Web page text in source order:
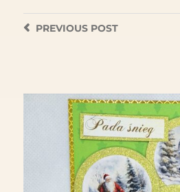
PREVIOUSPOST